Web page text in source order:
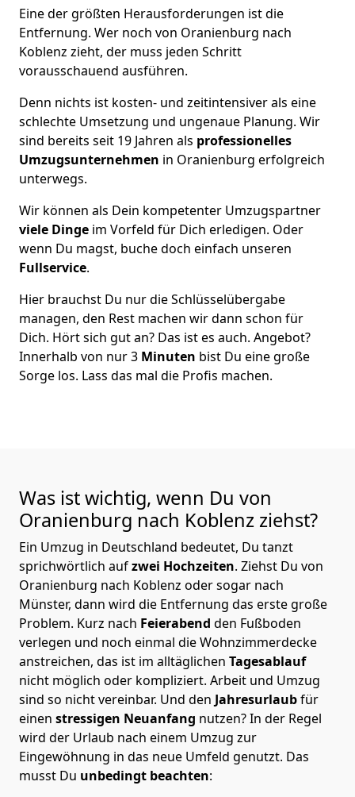
Eine der größten Herausforderungen ist die
Entfernung. Wer noch von Oranienburg nach
Koblenz zieht, der muss jeden Schritt
vorausschauend ausführen.
Denn nichts ist kosten- und zeitintensiver als eine
schlechte Umsetzung und ungenaue Planung. Wir
sind bereits seit 19 Jahren als professionelles
Umzugsunternehmen in Oranienburg erfolgreich
unterwegs.
Wir können als Dein kompetenter Umzugspartner
viele Dinge im Vorfeld für Dich erledigen. Oder
wenn Du magst, buche doch einfach unseren
Fullservice.
Hier brauchst Du nur die Schlüsselübergabe
managen, den Rest machen wir dann schon für
Dich. Hört sich gut an? Das ist es auch. Angebot?
Innerhalb von nur 3 Minuten bist Du eine große
Sorge los. Lass das mal die Profis machen.
Was ist wichtig, wenn Du von
Oranienburg nach Koblenz ziehst?
Ein Umzug in Deutschland bedeutet, Du tanzt
sprichwörtlich aufzwei Hochzeiten. Ziehst Du von
Oranienburg nach Koblenz oder sogar nach
Münster, dann wird die Entfernung das erste große
Problem. Kurz nach Feierabend den Fußboden
verlegen und noch einmal die Wohnzimmerdecke
anstreichen, das ist im alltäglichen Tagesablauf
nicht möglich oder kompliziert. Arbeit und Umzug
sind so nicht vereinbar. Und den Jahresurlaubfür
einen stressigen Neuanfang nutzen? In der Regel
wird der Urlaub nach einem Umzug zur
Eingewöhnung in das neue Umfeld genutzt. Das
musst Du unbedingt beachten: